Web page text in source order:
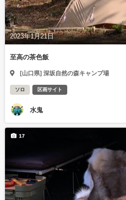
2023年1月21日
至高の茶色飯
[山口県] 深坂自然の森キャンプ場
ソロ 区画サイト
水鬼
17